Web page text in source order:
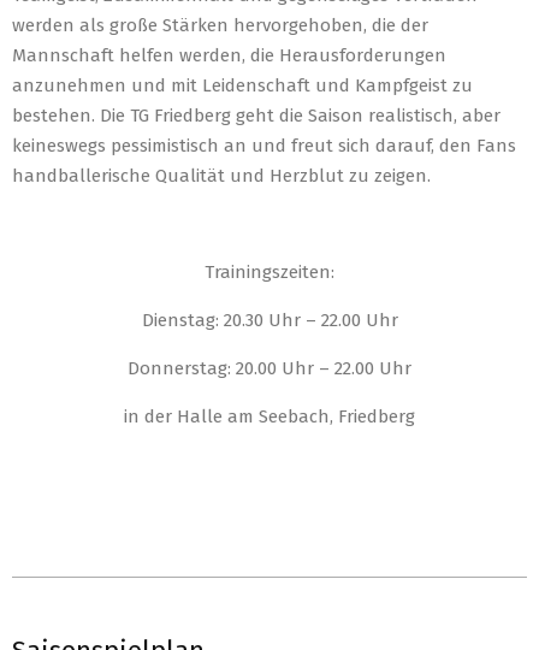
werden als große Stärken hervorgehoben, die der
Mannschaft helfen werden, die Herausforderungen
anzunehmen und mit Leidenschaft und Kampfgeist zu
bestehen. Die TG Friedberg geht die Saison realistisch, aber
keineswegs pessimistisch an und freut sich darauf, den Fans
handballerische Qualität und Herzblut zu zeigen.
Trainingszeiten:
Dienstag: 20.30 Uhr – 22.00 Uhr
Donnerstag: 20.00 Uhr – 22.00 Uhr
in der Halle am Seebach, Friedberg